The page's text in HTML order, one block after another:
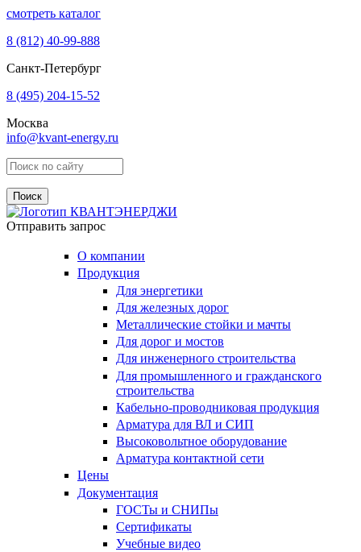
смотреть каталог
8 (812) 40-99-888
Санкт-Петербург
8 (495) 204-15-52
Москва
info@kvant-energy.ru
Поиск по сайту
Отправить запрос
О компании
Продукция
Для энергетики
Для железных дорог
Металлические стойки и мачты
Для дорог и мостов
Для инженерного строительства
Для промышленного и гражданского
строительства
Кабельно-проводниковая продукция
Арматура для ВЛ и СИП
Высоковольтное оборудование
Арматура контактной сети
Цены
Документация
ГОСТы и СНИПы
Сертификаты
Учебные видео